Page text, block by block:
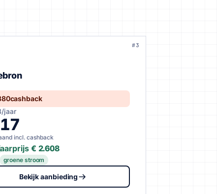
#3
cashback
/jaar
incl. cashback
€ 2.608
groene stroom
Bekijk aanbieding